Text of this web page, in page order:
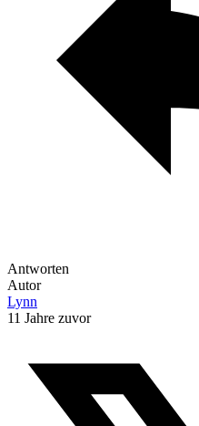
Antworten
Autor
Lynn
11 Jahre zuvor